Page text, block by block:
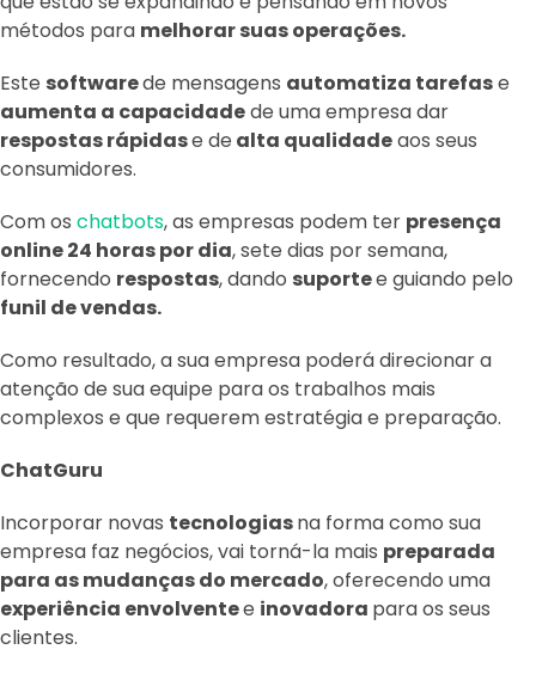
métodos para melhorar suas operações.
Este softwarede mensagens automatiza tarefase
aumenta a capacidadede uma empresa dar
respostas rápidase de alta qualidadeaos seus
consumidores.
Com os chatbots, as empresas podem ter presença
online 24 horas por dia, sete dias por semana,
fornecendo respostas, dando suportee guiando pelo
funil de vendas.
Como resultado, a sua empresa poderá direcionar a
atenção de sua equipe para os trabalhos mais
complexos e que requerem estratégia e preparação.
ChatGuru
Incorporar novas tecnologiasna forma como sua
empresa faz negócios, vai torná-la mais preparada
para as mudanças do mercado, oferecendo uma
experiência envolventee inovadora para os seus
clientes.